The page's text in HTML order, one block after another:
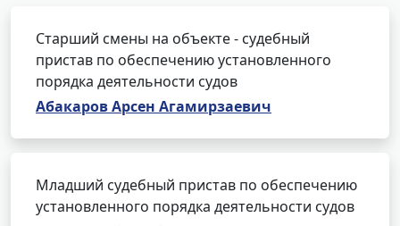
Старший смены на объекте - судебный
пристав по обеспечению установленного
порядка деятельности судов
Абакаров Арсен Агамирзаевич
Младший судебный пристав по обеспечению
установленного порядка деятельности судов